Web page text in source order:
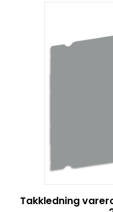
Takkledning